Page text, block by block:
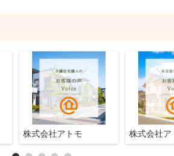
株式会社アトモ 株式会社